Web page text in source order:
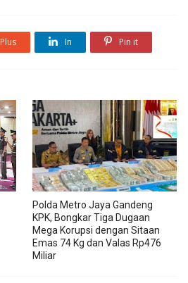
Plus In Pin it
Polda Metro Jaya Gandeng
KPK, Bongkar Tiga Dugaan
Mega Korupsi dengan Sitaan
Emas 74 Kg dan Valas Rp476
Miliar